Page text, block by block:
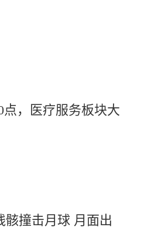
点，医疗服务板块大
骸撞击月球 月面出